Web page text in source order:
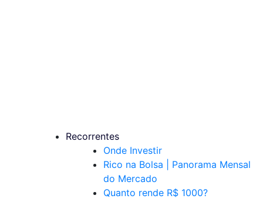
Recorrentes
Onde Investir
Rico na Bolsa | Panorama Mensal
do Mercado
Quanto rende R$ 1000?